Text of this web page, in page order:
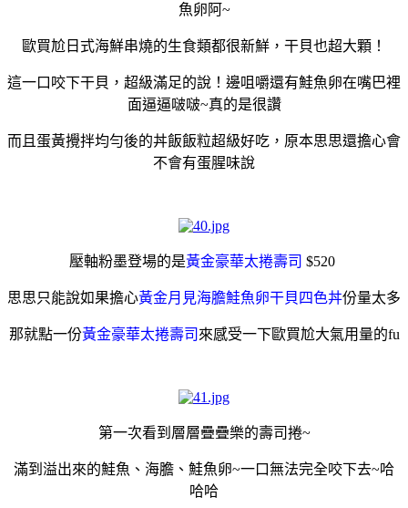
魚卵阿~
歐買尬日式海鮮串燒的生食類都很新鮮，干貝也超大顆！
這一口咬下干貝，超級滿足的說！邊咀嚼還有鮭魚卵在嘴巴裡
面逼逼啵啵~真的是很讚
而且蛋黃攪拌均勻後的丼飯飯粒超級好吃，原本思思還擔心會
不會有蛋腥味說
壓軸粉墨登場的是黃金豪華太捲壽司 $520
思思只能說如果擔心黃金月見海膽鮭魚卵干貝四色丼份量太多
那就點一份黃金豪華太捲壽司 來感受一下歐買尬大氣用量的fu
第一次看到層層疊疊樂的壽司捲~
滿到溢出來的鮭魚、海膽、鮭魚卵~一口無法完全咬下去~哈
哈哈